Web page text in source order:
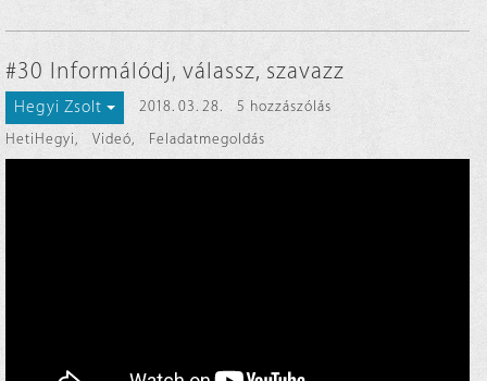
#30 Informálódj, válassz, szavazz
Hegyi Zsolt 2018. 03. 28.
5 hozzászólás
HetiHegyi , Videó, Feladatmegoldás